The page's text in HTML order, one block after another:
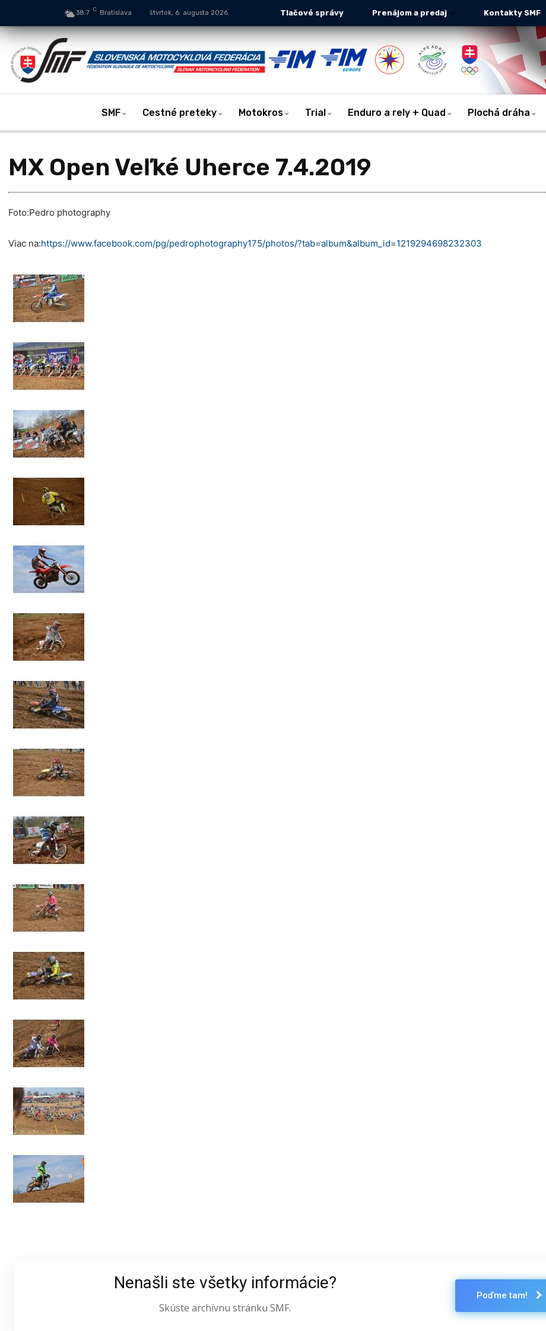
38.7 C Bratislava štvrtok, 6. augusta 2026 Tlačové správy Prenájom a predaj Kontakty SMF
SMF Cestné preteky Motokros Trial Enduro a rely + Quad Plochá dráha
MX Open Veľké Uherce 7.4.2019
Foto:Pedro photography
Viac na:https://www.facebook.com/pg/pedrophotography175/photos/?tab=album&album_id=1219294698232303
Nenašli ste všetky informácie?
Skúste archívnu stránku SMF.
Poďme tam!